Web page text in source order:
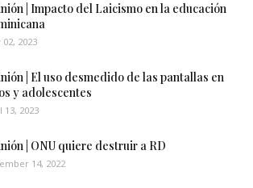
| Impacto del Laicismo en la educación
02, 2023
| El uso desmedido de las pantallas en
y adolescentes
13, 2023
| ONU quiere destruir a RD
14, 2022